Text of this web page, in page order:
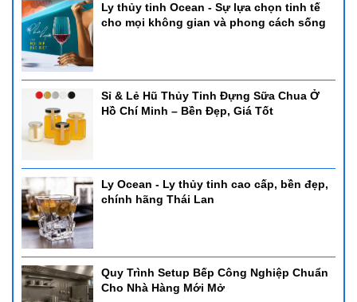
Ly thủy tinh Ocean - Sự lựa chọn tinh tế
cho mọi không gian và phong cách sống
Sỉ & Lẻ Hũ Thủy Tinh Đựng Sữa Chua Ở
Hồ Chí Minh – Bền Đẹp, Giá Tốt
Ly Ocean - Ly thủy tinh cao cấp, bền đẹp,
chính hãng Thái Lan
Quy Trình Setup Bếp Công Nghiệp Chuẩn
Cho Nhà Hàng Mới Mở